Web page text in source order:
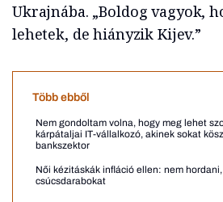
Ukrajnába. „Boldog vagyok,
lehetek, de hiányzik Kijev.”
Több ebből
Nem gondoltam volna, hogy meg lehet
kárpátaljai IT-vállalkozó, akinek sokat
bankszektor
Női kézitáskák infláció ellen: nem
csúcsdarabokat